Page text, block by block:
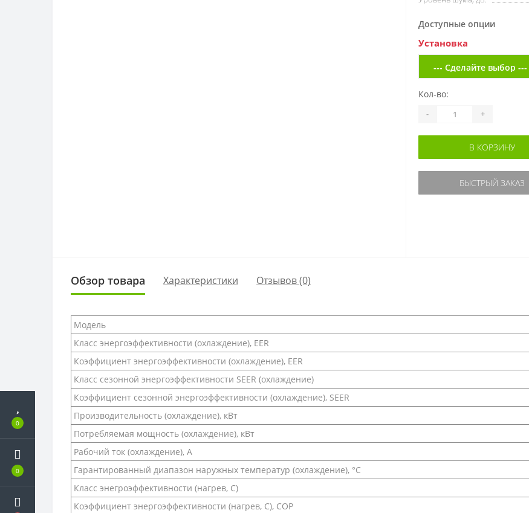
0
0
Доступные опции
Установка
Кол-во:
- +
В КОРЗИНУ
БЫСТРЫЙ ЗАКАЗ
Обзор товара Характеристики Отзывов (0)
Модель
Класс энергоэффективности (охлаждение), EER
Коэффициент энергоэффективности (охлаждение), EER
Класс сезонной энергоэффективности SEER (охлаждение)
Коэффициент сезонной энергоэффективности (охлаждение), SEER
Производительность (охлаждение), кВт
Потребляемая мощность (охлаждение), кВт
Рабочий ток (охлаждение), А
Гарантированный диапазон наружных температур (охлаждение), °С
Класс энегроэффективности (нагрев, С)
Коэффициент энергоэффективности (нагрев, С), COP